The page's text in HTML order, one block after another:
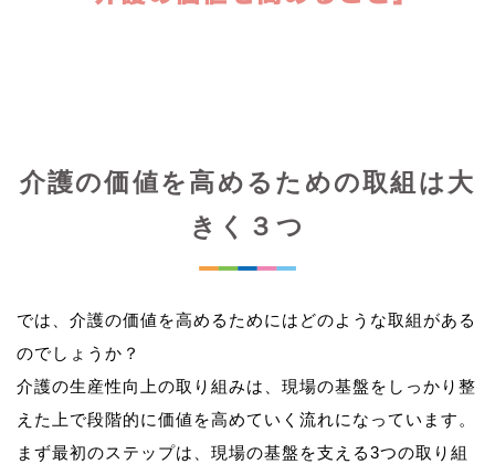
介護の価値を高めるための取組は大
きく３つ
では、介護の価値を高めるためにはどのような取組がある
のでしょうか？
介護の生産性向上の取り組みは、現場の基盤をしっかり整
えた上で段階的に価値を高めていく流れになっています。
まず最初のステップは、現場の基盤を支える3つの取り組